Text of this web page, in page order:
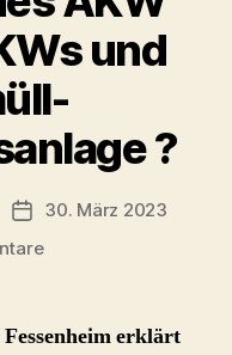
und
?
Beitragsdatum
30. März 2023
zu
erklärt